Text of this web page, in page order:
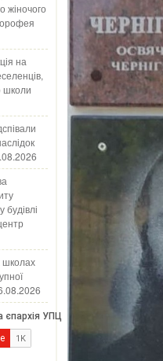
жіночого
на
школи
школах